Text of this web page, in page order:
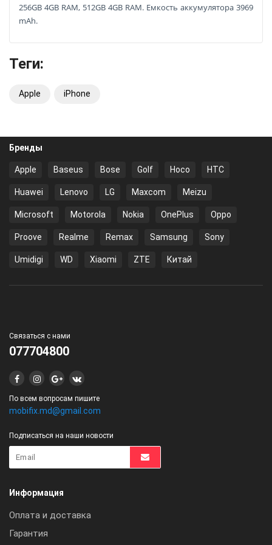
256GB 4GB RAM, 512GB 4GB RAM. Емкость аккумулятора 3969
mAh.
Теги:
Apple iPhone
Бренды
Apple Baseus Bose Golf Hoco HTC
Huawei Lenovo LG Maxcom Meizu
Microsoft Motorola Nokia OnePlus Oppo
Proove Realme Remax Samsung Sony
Umidigi WD Xiaomi ZTE Китай
Связаться с нами
077704800
По всем вопросам пишите
mobifix.md@gmail.com
Подписаться на наши новости
Информация
Оплата и доставка
Гарантия